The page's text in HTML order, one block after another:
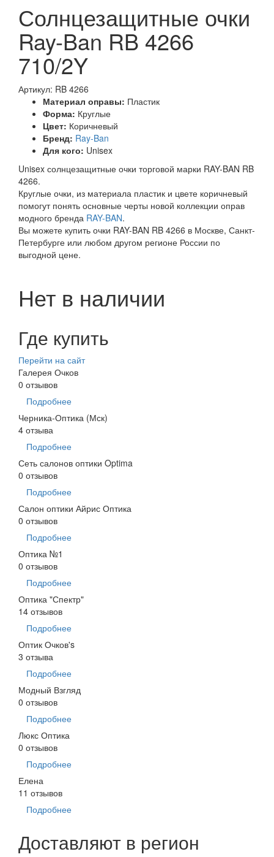
Солнцезащитные очки
Ray-Ban RB 4266
710/2Y
Артикул: RB 4266
Материал оправы: Пластик
Форма: Круглые
Цвет: Коричневый
Бренд: Ray-Ban
Для кого: Unisex
Unisex солнцезащитные очки торговой марки RAY-BAN RB
4266.
Круглые очки, из материала пластик и цвете коричневый
помогут понять основные черты новой коллекции оправ
модного бренда RAY-BAN.
Вы можете купить очки RAY-BAN RB 4266 в Москве, Санкт-
Петербурге или любом другом регионе России по
выгодной цене.
Нет в наличии
Где купить
Перейти на сайт
Галерея Очков
0 отзывов
Подробнее
Черника-Оптика (Мск)
4 отзыва
Подробнее
Сеть салонов оптики Optima
0 отзывов
Подробнее
Салон оптики Айрис Оптика
0 отзывов
Подробнее
Оптика №1
0 отзывов
Подробнее
Оптика "Спектр"
14 отзывов
Подробнее
Оптик Очков's
3 отзыва
Подробнее
Модный Взгляд
0 отзывов
Подробнее
Люкс Оптика
0 отзывов
Подробнее
Елена
11 отзывов
Подробнее
Доставляют в регион